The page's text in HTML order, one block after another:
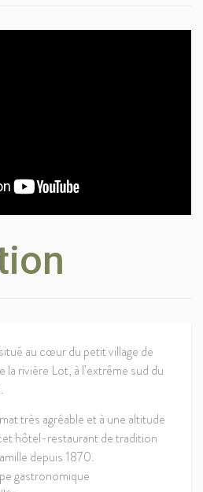
au cœur du petit village de
rivière Lot, à l’extrême sud du
très agréable et à une altitude
hôtel-restaurant de tradition
depuis 1870.
gastronomique